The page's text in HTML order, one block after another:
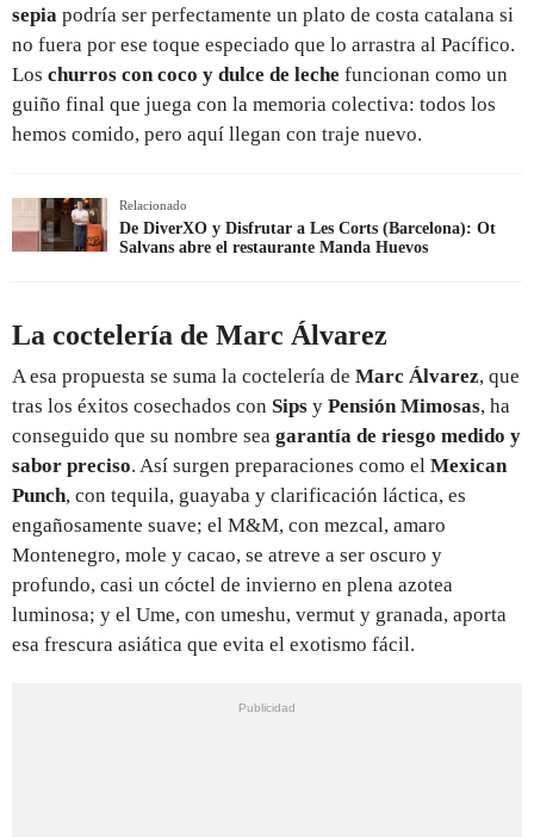
sepia podría ser perfectamente un plato de costa catalana si
no fuera por ese toque especiado que lo arrastra al Pacífico.
Los churros con coco y dulce de leche funcionan como un
guiño final que juega con la memoria colectiva: todos los
hemos comido, pero aquí llegan con traje nuevo.
Relacionado
De DiverXO y Disfrutar a Les Corts (Barcelona): Ot
Salvans abre el restaurante Manda Huevos
La coctelería de Marc Álvarez
A esa propuesta se suma la coctelería de Marc Álvarez, que
tras los éxitos cosechados con Sips y Pensión Mimosas, ha
conseguido que su nombre sea garantía de riesgo medido y
sabor preciso. Así surgen preparaciones como el Mexican
Punch, con tequila, guayaba y clarificación láctica, es
engañosamente suave; el M&M, con mezcal, amaro
Montenegro, mole y cacao, se atreve a ser oscuro y
profundo, casi un cóctel de invierno en plena azotea
luminosa; y el Ume, con umeshu, vermut y granada, aporta
esa frescura asiática que evita el exotismo fácil.